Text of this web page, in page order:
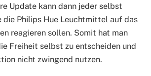
Update kann dann jeder selbst
die Philips Hue Leuchtmittel auf das
reagieren sollen. Somit hat man
Freiheit selbst zu entscheiden und
nicht zwingend nutzen.